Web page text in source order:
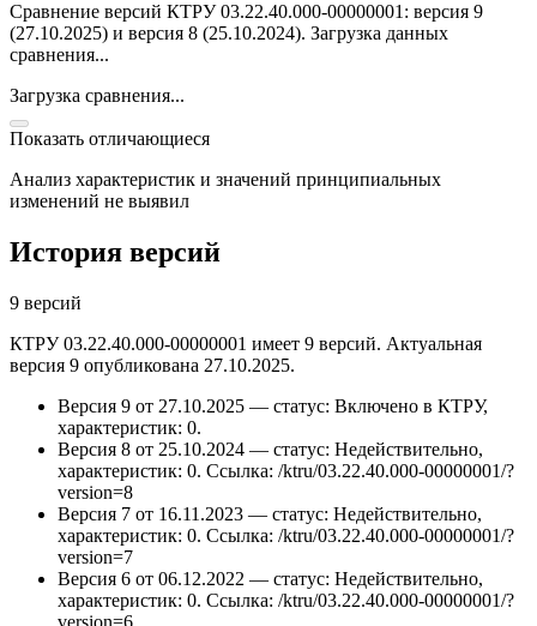
Сравнение версий КТРУ 03.22.40.000-00000001: версия 9
(27.10.2025) и версия 8 (25.10.2024). Загрузка данных
сравнения...
Загрузка сравнения...
Показать отличающиеся
Анализ характеристик и значений принципиальных
изменений не выявил
История версий
9 версий
КТРУ 03.22.40.000-00000001 имеет 9 версий. Актуальная
версия 9 опубликована 27.10.2025.
Версия 9 от 27.10.2025 — статус: Включено в КТРУ,
характеристик: 0.
Версия 8 от 25.10.2024 — статус: Недействительно,
характеристик: 0. Ссылка: /ktru/03.22.40.000-00000001/?
version=8
Версия 7 от 16.11.2023 — статус: Недействительно,
характеристик: 0. Ссылка: /ktru/03.22.40.000-00000001/?
version=7
Версия 6 от 06.12.2022 — статус: Недействительно,
характеристик: 0. Ссылка: /ktru/03.22.40.000-00000001/?
version=6